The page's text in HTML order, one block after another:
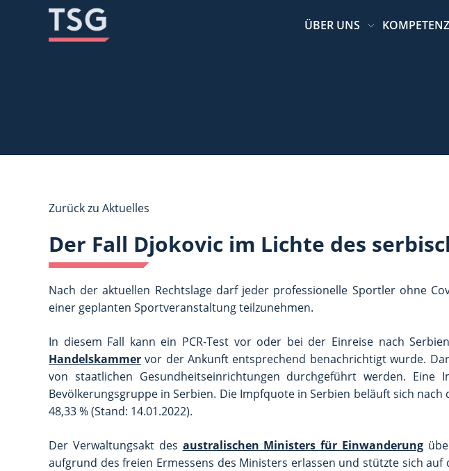
ÜBER UNS
Zurück zu Aktuelles
Der Fall Djokovic im Lichte des
Nach der aktuellen Rechtslage darf jeder professionelle Sportler ohne
einer geplanten Sportveranstaltung teilzunehmen.
In diesem Fall kann ein PCR-Test vor oder bei der Einreise nach
Handelskammer vor der Ankunft entsprechend benachrichtigt wurde.
von staatlichen Gesundheitseinrichtungen durchgeführt werden. Eine
Bevölkerungsgruppe in Serbien. Die Impfquote in Serbien beläuft sich
48,33 % (Stand: 14.01.2022).
Der Verwaltungsakt des australischen Ministers für Einwanderung
aufgrund des freien Ermessens des Ministers erlassen und stützte sich